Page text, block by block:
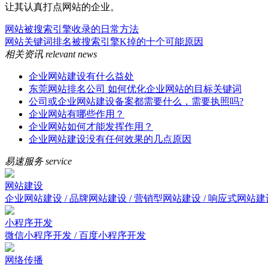
让其认真打点网站的企业。
网站被搜索引擎收录的日常方法
网站关键词排名被搜索引擎K掉的十个可能原因
相关资讯 relevant news
企业网站建设有什么益处
东莞网站排名公司 如何优化企业网站的目标关键词
公司或企业网站建设备案都需要什么，需要执照吗?
企业网站有哪些作用？
企业网站如何才能发挥作用？
企业网站建设没有任何效果的几点原因
易速服务service
网站建设
企业网站建设 / 品牌网站建设 / 营销型网站建设 / 响应式网站建
小程序开发
微信小程序开发 / 百度小程序开发
网络传播